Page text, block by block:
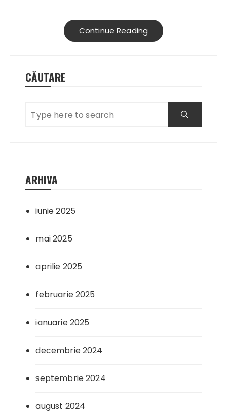
Continue Reading
CĂUTARE
ARHIVA
iunie 2025
mai 2025
aprilie 2025
februarie 2025
ianuarie 2025
decembrie 2024
septembrie 2024
august 2024